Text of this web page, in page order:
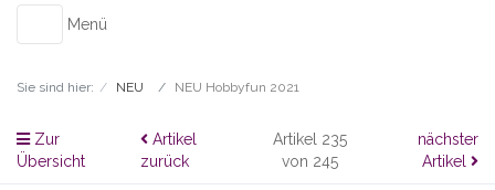
Menü
Sie sind hier: NEU NEU Hobbyfun 2021
Zur
Übersicht
Artikel
zurück
Artikel 235
von 245
nächster
Artikel